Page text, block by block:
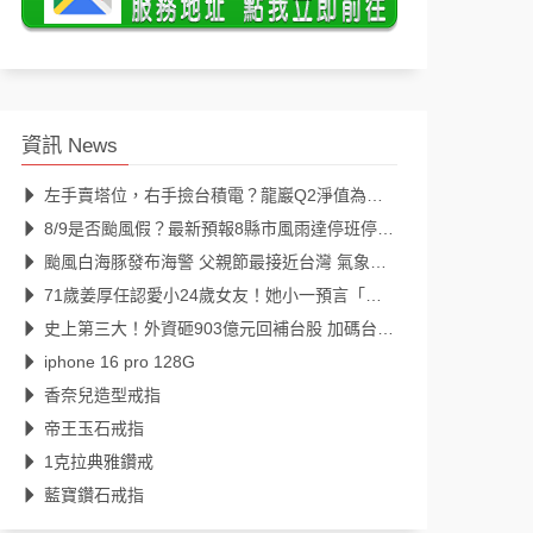
資訊 News
左手賣塔位，右手撿台積電？龍巖Q2淨值為何暴漲 專家一看持股愣住：狂掃台美9巨頭
8/9是否颱風假？最新預報8縣市風雨達停班停課標準
颱風白海豚發布海警 父親節最接近台灣 氣象署說明最新颱風路徑、影響範圍
71歲姜厚任認愛小24歲女友！她小一預言「一定會再見」39年後成真
史上第三大！外資砸903億元回補台股 加碼台積電298億元
iphone 16 pro 128G
香奈兒造型戒指
帝王玉石戒指
1克拉典雅鑽戒
藍寶鑽石戒指